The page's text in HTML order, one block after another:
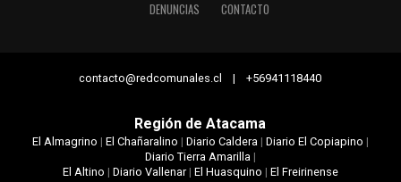
DENUNCIAS
CONTACTO
contacto@redcomunales.cl | +56941118440
Región de Atacama
El Almagrino | El Chañaralino | Diario Caldera| Diario El Copiapino |
Diario Tierra Amarilla|
El Altino | Diario Vallenar| El Huasquino | El Freirinense